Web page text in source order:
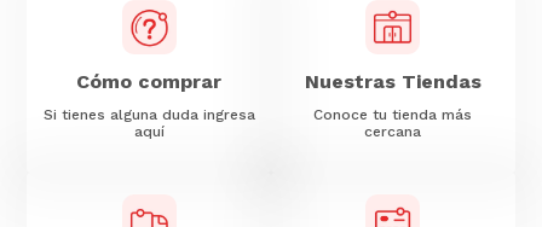
Cómo comprar
Si tienes alguna duda ingresa
aquí
Nuestras Tiendas
Conoce tu tienda más
cercana